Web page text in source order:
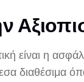
είναι η
διαθέσιμα